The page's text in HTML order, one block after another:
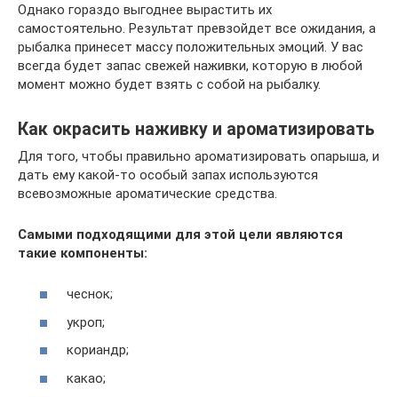
Однако гораздо выгоднее вырастить их
самостоятельно. Результат превзойдет все ожидания, а
рыбалка принесет массу положительных эмоций. У вас
всегда будет запас свежей наживки, которую в любой
момент можно будет взять с собой на рыбалку.
Как окрасить наживку и ароматизировать
Для того, чтобы правильно ароматизировать опарыша, и
дать ему какой-то особый запах используются
всевозможные ароматические средства.
Самыми подходящими для этой цели являются
такие компоненты:
чеснок;
укроп;
кориандр;
какао;